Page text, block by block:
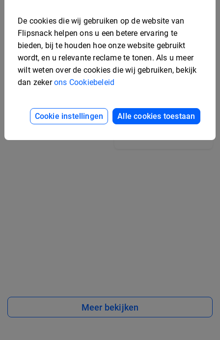
Sjabloon
Bewerkbaar
marketingstrategieboek
Meer bekijken
De cookies die wij gebruiken op de website van
Flipsnack helpen ons u een betere ervaring te
bieden, bij te houden hoe onze website gebruikt
wordt, en u relevante reclame te tonen. Als u meer
wilt weten over de cookies die wij gebruiken, bekijk
dan zekerons Cookiebeleid
Cookie instellingen Alle cookies toestaan